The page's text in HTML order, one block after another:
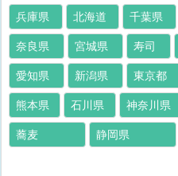
兵庫県 北海道 千葉県
奈良県 宮城県 寿司
愛知県 新潟県 東京都
熊本県 石川県 神奈川県
蕎麦 静岡県